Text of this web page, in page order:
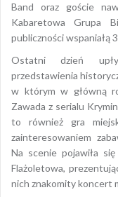
Band oraz goście
Kabaretowa Grupa
publiczności wspaniałą
Ostatni dzień
przedstawienia
w którym w główną
Zawada z serialu
to również gra
zainteresowaniem
Na scenie pojawiła
Flażoletowa,
nich znakomity koncert